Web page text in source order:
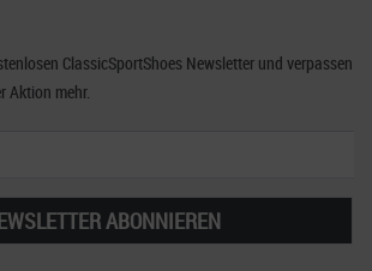
ClassicSportShoes Newsletter und verpassen
Aktion mehr.
ABONNIEREN